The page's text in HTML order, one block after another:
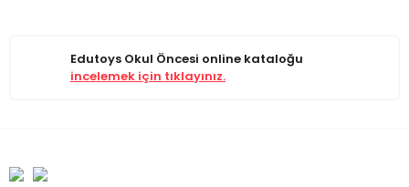
Edutoys Okul Öncesi online kataloğu
incelemek için tıklayınız.